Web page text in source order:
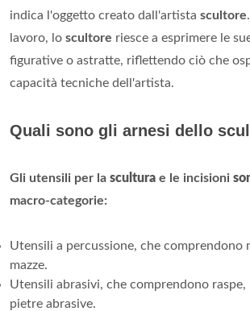
indica l'oggetto creato dall'artista scultore
lavoro, lo scultore riesce a esprimere le
figurative o astratte, riflettendo ciò che
capacità tecniche dell'artista.
Quali sono gli arnesi dello
Gli utensili per la scultura e le incisioni
macro-categorie:
Utensili a percussione, che comprendono
mazze.
Utensili abrasivi, che comprendono
pietre abrasive.